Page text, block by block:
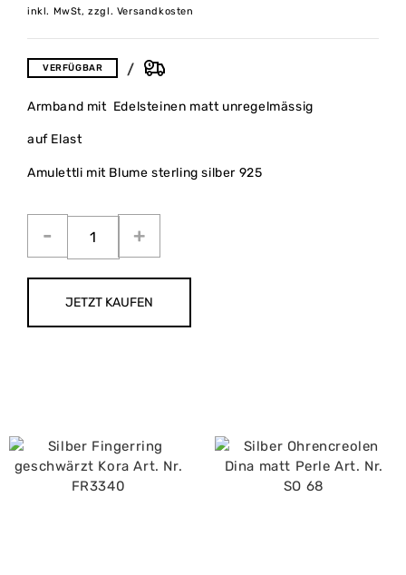
inkl. MwSt, zzgl. Versandkosten
VERFÜGBAR
Armband mit Edelsteinen matt unregelmässig
auf Elast
Amulettli mit Blume sterling silber 925
JETZT KAUFEN